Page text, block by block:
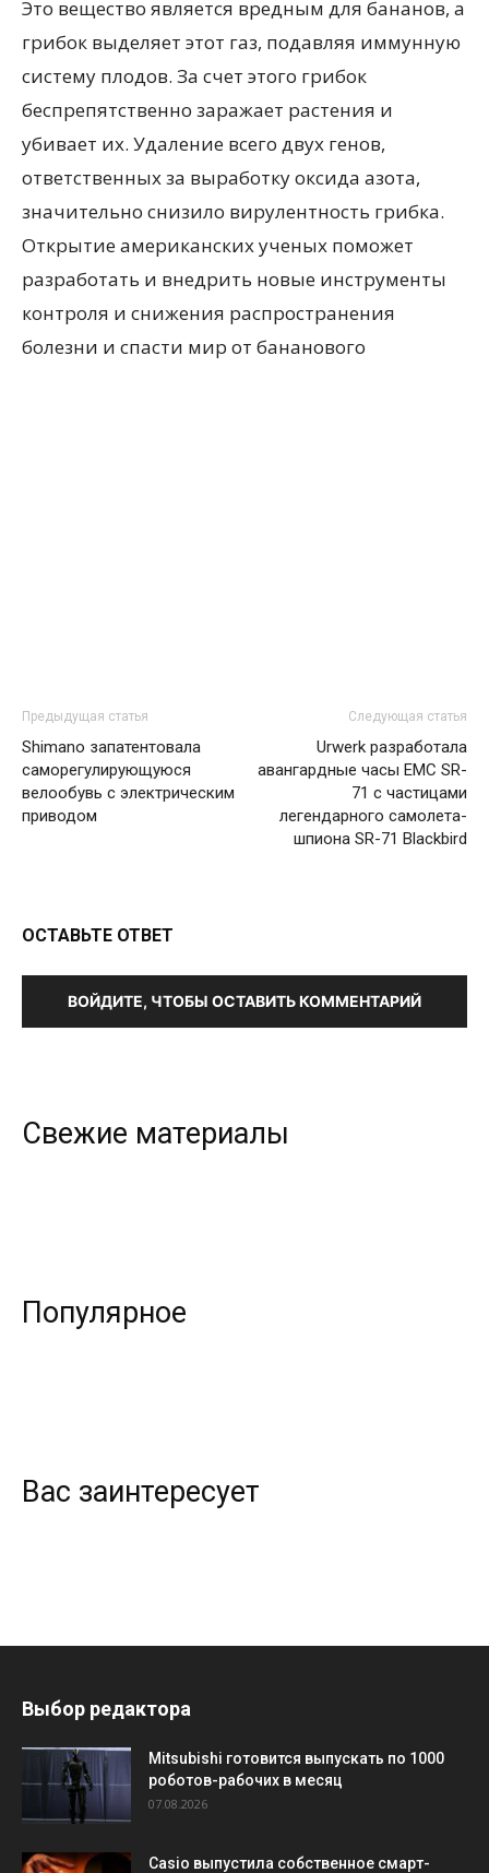
Это вещество является вредным для бананов, а
грибок выделяет этот газ, подавляя иммунную
систему плодов. За счет этого грибок
беспрепятственно заражает растения и
убивает их. Удаление всего двух генов,
ответственных за выработку оксида азота,
значительно снизило вирулентность грибка.
Открытие американских ученых поможет
разработать и внедрить новые инструменты
контроля и снижения распространения
болезни и спасти мир от бананового
Предыдущая статья
Shimano запатентовала
саморегулирующуюся
велообувь с электрическим
приводом
Следующая статья
Urwerk разработала
авангардные часы EMC SR-
71 с частицами
легендарного самолета-
шпиона SR-71 Blackbird
ОСТАВЬТЕ ОТВЕТ
ВОЙДИТЕ, ЧТОБЫ ОСТАВИТЬ КОММЕНТАРИЙ
Свежие материалы
Популярное
Вас заинтересует
Выбор редактора
Mitsubishi готовится выпускать по 1000
роботов-рабочих в месяц
07.08.2026
Casio выпустила собственное смарт-